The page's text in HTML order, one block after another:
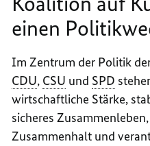
einen
Im Zentrum der Politik d
CDU, CSU und SPD
wirtschaftliche Stärke,
sicheres
Zusammenhalt und